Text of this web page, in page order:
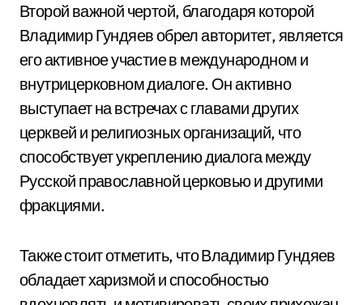
Второй важной чертой, благодаря которой
Владимир Гундяев обрел авторитет, является
его активное участие в международном и
внутрицерковном диалоге. Он активно
выступает на встречах с главами других
церквей и религиозных организаций, что
способствует укреплению диалога между
Русской православной церковью и другими
фракциями.
Также стоит отметить, что Владимир Гундяев
обладает харизмой и способностью